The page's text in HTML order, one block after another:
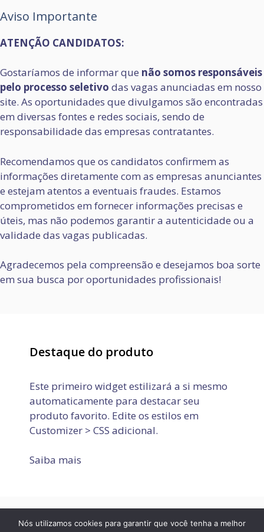
Aviso Importante
ATENÇÃO CANDIDATOS:
Gostaríamos de informar que não somos responsáveis
pelo processo seletivo das vagas anunciadas em nosso
site. As oportunidades que divulgamos são encontradas
em diversas fontes e redes sociais, sendo de
responsabilidade das empresas contratantes.
Recomendamos que os candidatos confirmem as
informações diretamente com as empresas anunciantes
e estejam atentos a eventuais fraudes. Estamos
comprometidos em fornecer informações precisas e
úteis, mas não podemos garantir a autenticidade ou a
validade das vagas publicadas.
Agradecemos pela compreensão e desejamos boa sorte
em sua busca por oportunidades profissionais!
Destaque do produto
Este primeiro widget estilizará a si mesmo
automaticamente para destacar seu
produto favorito. Edite os estilos em
Customizer > CSS adicional.
Saiba mais
Política de Privacidade Termos de Uso Fale conosco
Nós utilizamos cookies para garantir que você tenha a melhor